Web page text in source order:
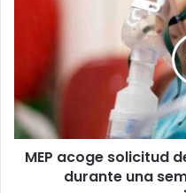
suspende
clases
durante
unaMEP acoge solicitud
durante una